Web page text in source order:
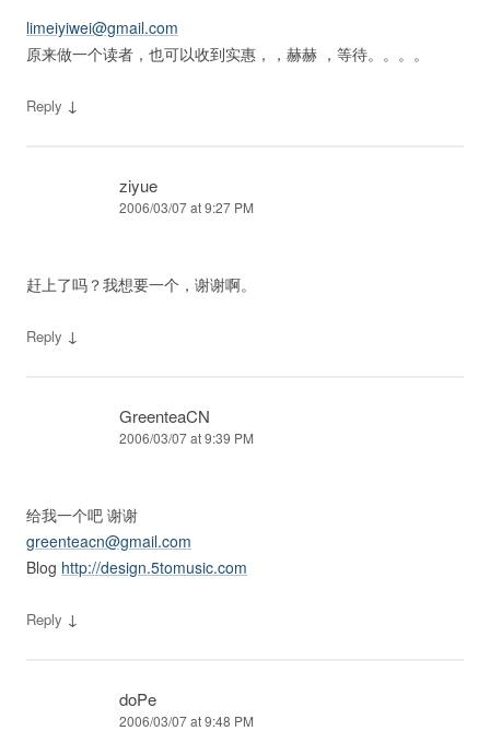
limeiyiwei@gmail.com
原来做一个读者，也可以收到实惠，，赫赫 ，等待。。。。
Reply ↓
ziyue
2006/03/07 at 9:27 PM
赶上了吗？我想要一个，谢谢啊。
Reply ↓
GreenteaCN
2006/03/07 at 9:39 PM
给我一个吧 谢谢
greenteacn@gmail.com
Blog http://design.5tomusic.com
Reply ↓
doPe
2006/03/07 at 9:48 PM